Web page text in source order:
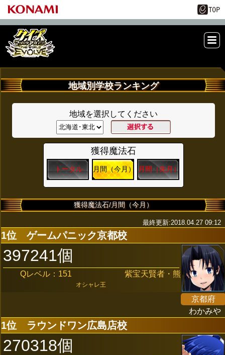
NU
地域別学校ランキング
地域を選択してください
獲得魔法石
トータル 月間（今月） 月間（先月）
獲得魔法石/月間（今月）
最終更新:2018.04.27 09:12
1位 ゲームパニック京都校
397241個
Qレベル：151 紫宝天賢者・熊
オシャレ王
京都府
わかみや
1位 ラウンドワン広島店校
270318個